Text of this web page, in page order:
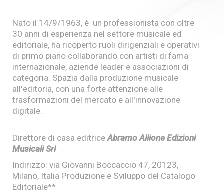
Nato il 14/9/1963, è un professionista con oltre
30 anni di esperienza nel settore musicale ed
editoriale, ha ricoperto ruoli dirigenziali e operativi
di primo piano collaborando con artisti di fama
internazionale, aziende leader e associazioni di
categoria. Spazia dalla produzione musicale
all'editoria, con una forte attenzione alle
trasformazioni del mercato e all'innovazione
digitale.
Direttore di casa editriceAbramo Allione Edizioni
Musicali Srl
Indirizzo: via Giovanni Boccaccio 47, 20123,
Milano, Italia Produzione e Sviluppo del Catalogo
Editoriale**